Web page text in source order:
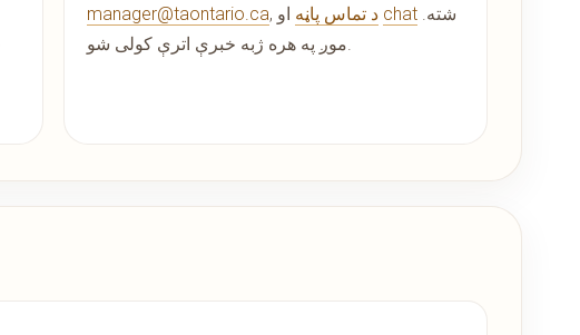
manager@taontario.ca, د تماس پاڼه chat
موږ په هره ژبه خبرې اترې کولی شو.